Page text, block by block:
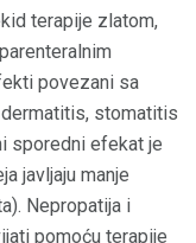
terapije zlatom,
povezani sa
stomatitis
sporedni efekat je
javljaju manje
Nepropatija i
pomoću terapije